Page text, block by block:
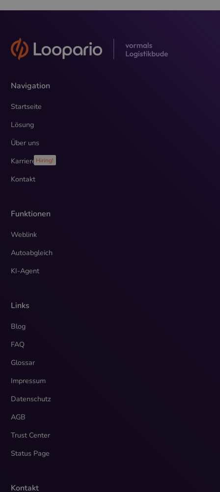
Navigation
Startseite
Lösung
Über uns
Karriere Hiring!
Kontakt
Funktionen
Weblink
Autoabgleich
KI-Agent
Links
Blog
FAQ
Glossar
Impressum
Datenschutz
AGB
Trust Center
Status Page
Kontakt